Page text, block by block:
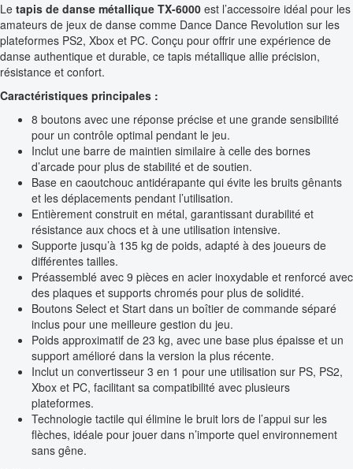
Le tapis de danse métallique TX-6000 est l’accessoire idéal pour les
amateurs de jeux de danse comme Dance Dance Revolution sur les
plateformes PS2, Xbox et PC. Conçu pour offrir une expérience de
danse authentique et durable, ce tapis métallique allie précision,
résistance et confort.
Caractéristiques principales :
8 boutons avec une réponse précise et une grande sensibilité
pour un contrôle optimal pendant le jeu.
Inclut une barre de maintien similaire à celle des bornes
d’arcade pour plus de stabilité et de soutien.
Base en caoutchouc antidérapante qui évite les bruits gênants
et les déplacements pendant l’utilisation.
Entièrement construit en métal, garantissant durabilité et
résistance aux chocs et à une utilisation intensive.
Supporte jusqu’à 135 kg de poids, adapté à des joueurs de
différentes tailles.
Préassemblé avec 9 pièces en acier inoxydable et renforcé avec
des plaques et supports chromés pour plus de solidité.
Boutons Select et Start dans un boîtier de commande séparé
inclus pour une meilleure gestion du jeu.
Poids approximatif de 23 kg, avec une base plus épaisse et un
support amélioré dans la version la plus récente.
Inclut un convertisseur 3 en 1 pour une utilisation sur PS, PS2,
Xbox et PC, facilitant sa compatibilité avec plusieurs
plateformes.
Technologie tactile qui élimine le bruit lors de l’appui sur les
flèches, idéale pour jouer dans n’importe quel environnement
sans gêne.